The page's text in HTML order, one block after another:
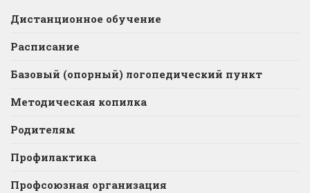
Дистанционное обучение
Расписание
Базовый (опорный) логопедический пункт
Методическая копилка
Родителям
Профилактика
Профсоюзная организация